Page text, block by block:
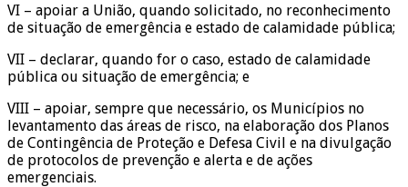
VI – apoiar a União, quando solicitado, no reconhecimento
de situação de emergência e estado de calamidade pública;
VII – declarar, quando for o caso, estado de calamidade
pública ou situação de emergência; e
VIII – apoiar, sempre que necessário, os Municípios no
levantamento das áreas de risco, na elaboração dos Planos
de Contingência de Proteção e Defesa Civil e na divulgação
de protocolos de prevenção e alerta e de ações
emergenciais.